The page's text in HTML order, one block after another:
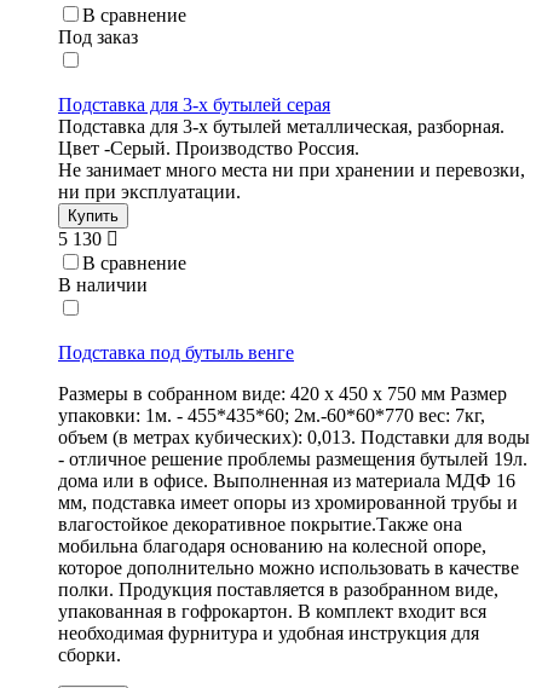
В сравнение
Под заказ
Подставка для 3-х бутылей серая
Подставка для 3-х бутылей металлическая, разборная.
Цвет -Серый. Производство Россия.
Не занимает много места ни при хранении и перевозки,
ни при эксплуатации.
Купить
5 130
В сравнение
В наличии
Подставка под бутыль венге
Размеры в собранном виде: 420 х 450 х 750 мм Размер
упаковки: 1м. - 455*435*60; 2м.-60*60*770 вес: 7кг,
объем (в метрах кубических): 0,013. Подставки для воды
- отличное решение проблемы размещения бутылей 19л.
дома или в офисе. Выполненная из материала МДФ 16
мм, подставка имеет опоры из хромированной трубы и
влагостойкое декоративное покрытие.Также она
мобильна благодаря основанию на колесной опоре,
которое дополнительно можно использовать в качестве
полки. Продукция поставляется в разобранном виде,
упакованная в гофрокартон. В комплект входит вся
необходимая фурнитура и удобная инструкция для
сборки.